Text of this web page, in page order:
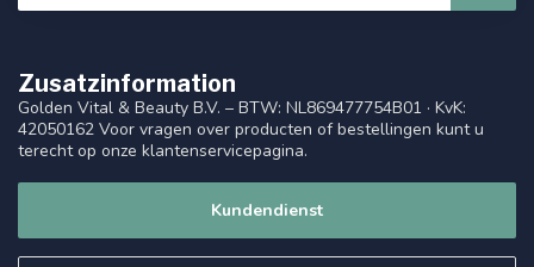
Zusatzinformation
Golden Vital & Beauty B.V. – BTW: NL869477754B01 · KvK:
42050162 Voor vragen over producten of bestellingen kunt u
terecht op onze klantenservicepagina.
Kundendienst